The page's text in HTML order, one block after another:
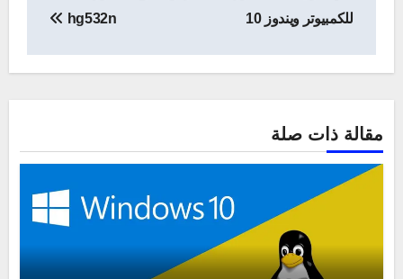
للكمبيوتر ويندوز 10
hg532n
مقالة ذات صلة